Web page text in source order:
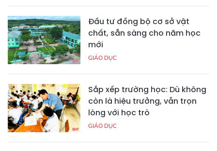
Đầu tư đồng bộ cơ sở vật
chất, sẵn sàng cho năm học
mới
GIÁO DỤC
Sắp xếp trường học: Dù không
còn là hiệu trưởng, vẫn trọn
lòng với học trò
GIÁO DỤC